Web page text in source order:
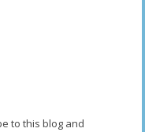
to this blog and